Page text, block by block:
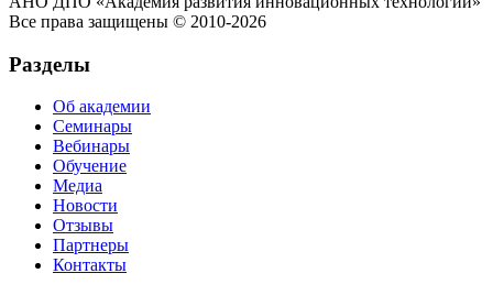
Все права защищены © 2010-2026
Разделы
Об академии
Семинары
Вебинары
Обучение
Медиа
Новости
Отзывы
Партнеры
Контакты